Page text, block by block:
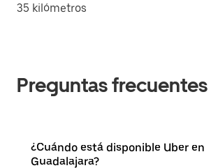
35 kilómetros
Preguntas frecuentes
¿Cuándo está disponible Uber en
Guadalajara?